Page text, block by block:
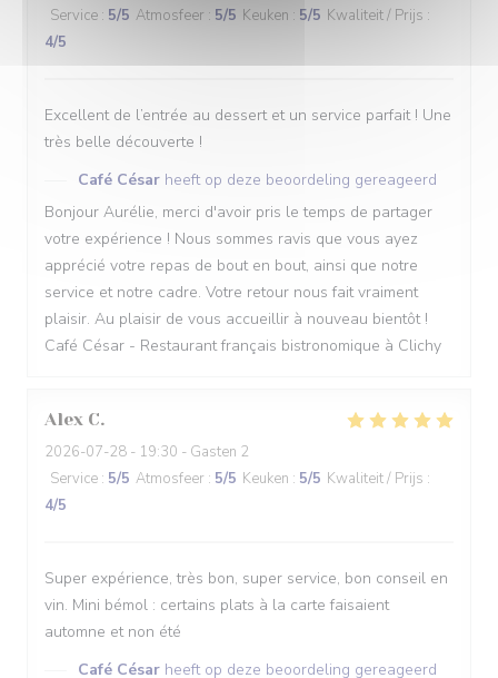
Service : 5/5 Atmosfeer : 5/5 Keuken : 5/5 Kwaliteit / Prijs :
4/5
Excellent de l’entrée au dessert et un service parfait ! Une
très belle découverte !
Café César heeft op deze beoordeling gereageerd
Bonjour Aurélie, merci d'avoir pris le temps de partager
votre expérience ! Nous sommes ravis que vous ayez
apprécié votre repas de bout en bout, ainsi que notre
service et notre cadre. Votre retour nous fait vraiment
plaisir. Au plaisir de vous accueillir à nouveau bientôt !
Café César - Restaurant français bistronomique à Clichy
Alex C
2026-07-28 - 19:30 - Gasten 2
Service : 5/5 Atmosfeer : 5/5 Keuken : 5/5 Kwaliteit / Prijs :
4/5
Super expérience, très bon, super service, bon conseil en
vin. Mini bémol : certains plats à la carte faisaient
automne et non été
Café César heeft op deze beoordeling gereageerd